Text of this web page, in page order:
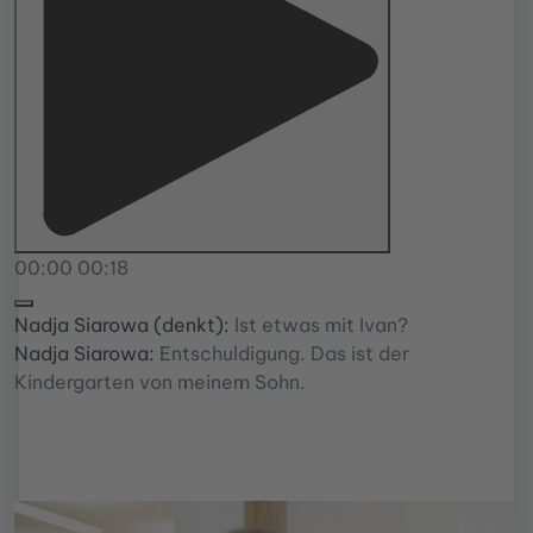
00:00 00:18
Nadja Siarowa (denkt): Ist etwas mit Ivan?
Nadja Siarowa: Entschuldigung. Das ist der
Kindergarten von meinem Sohn.